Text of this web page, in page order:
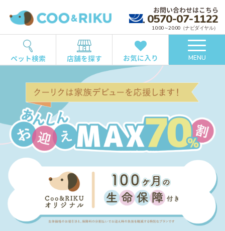
お問い合わせはこちら
0570-07-1122
10:00～20:00（ナビダイヤル）
ペット検索 店舗を探す お気に入り MENU